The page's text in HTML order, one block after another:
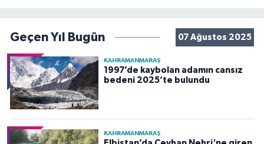
Geçen Yıl Bugün 07 Ağustos 2025
KAHRAMANMARAŞ
1997’de kaybolan adamın cansız
bedeni 2025’te bulundu
KAHRAMANMARAŞ